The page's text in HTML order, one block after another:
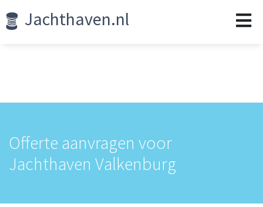
Jachthaven.nl
Offerte aanvragen voor
Jachthaven Valkenburg